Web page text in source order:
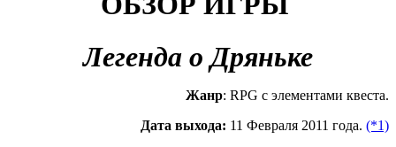
Легенда о Дряньке
Жанр: RPG c элементами квеста.
Дата выхода: 11 Февраля 2011 года. (*1)